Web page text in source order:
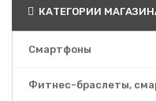
КАТЕГОРИИ
Смартфоны
Фитнес-браслеты,